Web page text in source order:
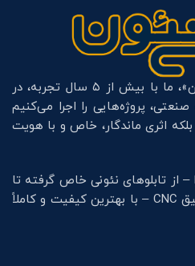
در مجموعه «سی‌ان‌سی و نئون»، ما با بیش از ۵ سال تجربه، در
پروژه‌هایی را اجرا می‌کنیم
اثری ماندگار، خاص و با هویت
– از تابلوهای نئونی خاص گرفته تا
سقف‌های تایل و برش‌های دقیق CNC – با بهترین کیفیت و کاملاً